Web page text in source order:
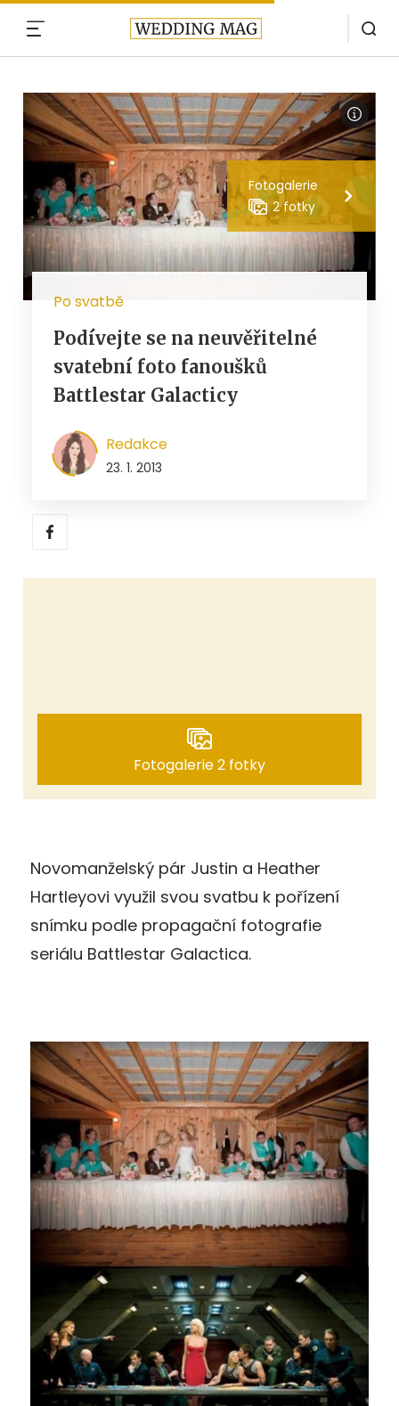
Fotogalerie
2 fotky
Po svatbě
Podívejte se na neuvěřitelné
svatební foto fanoušků
Battlestar Galacticy
Redakce
23. 1. 2013
Fotogalerie 2 fotky
Novomanželský pár Justin a Heather
Hartleyovi využil svou svatbu k pořízení
snímku podle propagační fotografie
seriálu Battlestar Galactica.